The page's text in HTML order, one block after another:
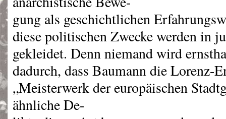
gung als geschichtlichen
diese politischen Zwecke werden in
gekleidet. Denn niemand wird
dadurch, dass Baumann die Lorenz-
„Meisterwerk der europäischen
ähnliche De-